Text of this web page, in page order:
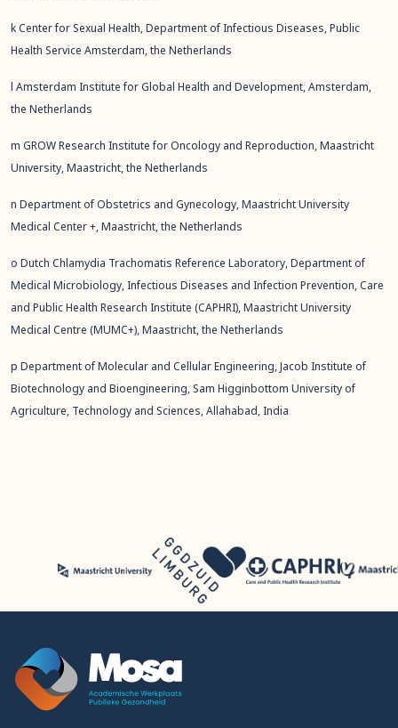
k Center for Sexual Health, Department of Infectious Diseases, Public
Health Service Amsterdam, the Netherlands
l Amsterdam Institute for Global Health and Development, Amsterdam,
the Netherlands
m GROW Research Institute for Oncology and Reproduction, Maastricht
University, Maastricht, the Netherlands
n Department of Obstetrics and Gynecology, Maastricht University
Medical Center +, Maastricht, the Netherlands
o Dutch Chlamydia Trachomatis Reference Laboratory, Department of
Medical Microbiology, Infectious Diseases and Infection Prevention, Care
and Public Health Research Institute (CAPHRI), Maastricht University
Medical Centre (MUMC+), Maastricht, the Netherlands
p Department of Molecular and Cellular Engineering, Jacob Institute of
Biotechnology and Bioengineering, Sam Higginbottom University of
Agriculture, Technology and Sciences, Allahabad, India